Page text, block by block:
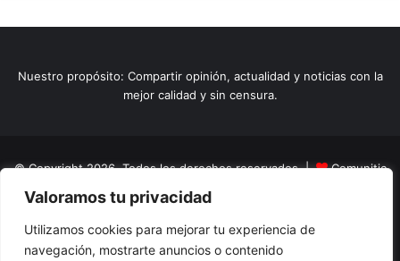
Valoramos tu privacidad
Utilizamos cookies para mejorar tu experiencia de
navegación, mostrarte anuncios o contenido
Nuestro propósito: Compartir opinión, actualidad y noticias con la
mejor calidad y sin censura.
© Copyright 2026, Todos los derechos reservados |
Comunitic
SAS BICNit 901228106
Home
Actualidad Variedades Opinion Turismo
El Tinteadero
Caricaturas Reportajes